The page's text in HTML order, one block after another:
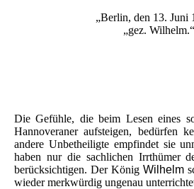
„Berlin, den 13. Juni
„gez. Wilhelm.“
Die Gefühle, die beim Lesen eines
Hannoveraner aufsteigen, bedürfen
andere Unbetheiligte empfindet sie
haben nur die sachlichen Irrthümer
berücksichtigen. Der König Wilhelm
wieder merkwürdig ungenau